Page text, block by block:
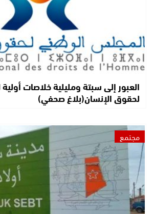
العبور إلى سبتة ومليلية خلاصات
لحقوق الإنسان(بلاغ صحفي)
مجتمع